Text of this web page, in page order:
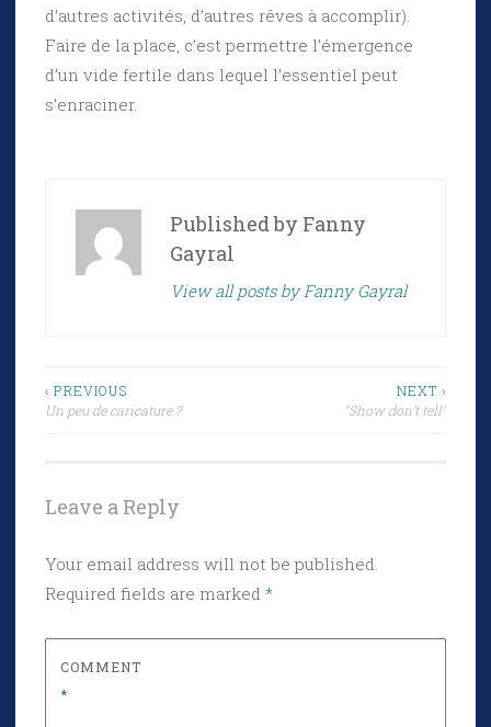
d’autres activités, d’autres rêves à accomplir).
Faire de la place, c’est permettre l’émergence
d’un vide fertile dans lequel l’essentiel peut
s’enraciner.
Published by Fanny
Gayral
View all posts by Fanny Gayral
Post
‹ PREVIOUS
Un peu de caricature ?
NEXT ›
“Show don’t tell”
Leave a Reply
Your email address will not be published.
Required fields are marked *
COMMENT
*